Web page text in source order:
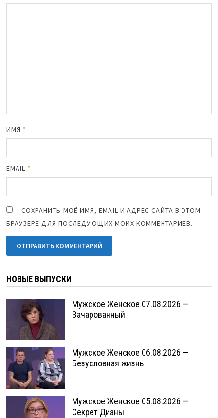
ИМЯ *
EMAIL *
СОХРАНИТЬ МОЁ ИМЯ, EMAIL И АДРЕС САЙТА В ЭТОМ
БРАУЗЕРЕ ДЛЯ ПОСЛЕДУЮЩИХ МОИХ КОММЕНТАРИЕВ.
НОВЫЕ ВЫПУСКИ
Мужское Женское 07.08.2026 —
Зачарованный
Мужское Женское 06.08.2026 —
Безусловная жизнь
Мужское Женское 05.08.2026 —
Секрет Дианы